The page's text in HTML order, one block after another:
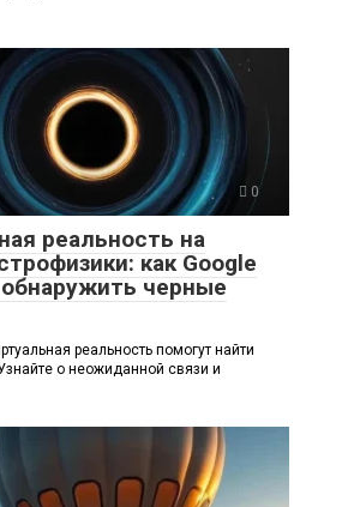
0
реальность на
как Google
черные
реальность помогут найти
о неожиданной связи и